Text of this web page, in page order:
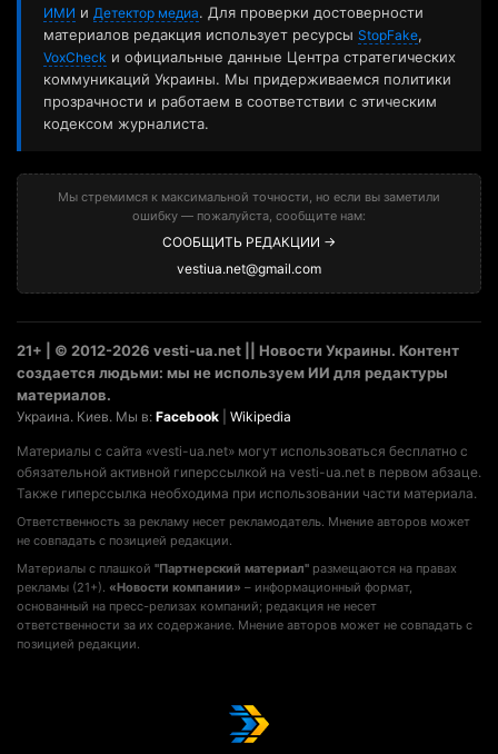
ИМИ и Детектор медиа. Для проверки достоверности
материалов редакция использует ресурсы StopFake,
VoxCheck и официальные данные Центра стратегических
коммуникаций Украины. Мы придерживаемся политики
прозрачности и работаем в соответствии с этическим
кодексом журналиста.
Мы стремимся к максимальной точности, но если вы заметили
ошибку — пожалуйста, сообщите нам:
СООБЩИТЬ РЕДАКЦИИ →
vestiua.net@gmail.com
21+ | © 2012-2026 vesti-ua.net || Новости Украины. Контент
создается людьми: мы не используем ИИ для редактуры
материалов.
Украина. Киев. Мы в: Facebook Wikipedia
Материалы с сайта «vesti-ua.net» могут использоваться бесплатно с
обязательной активной гиперссылкой на vesti-ua.net в первом абзаце.
Также гиперссылка необходима при использовании части материала.
Ответственность за рекламу несет рекламодатель. Мнение авторов может
не совпадать с позицией редакции.
Материалы с плашкой "Партнерский материал" размещаются на правах
рекламы (21+). «Новости компании» – информационный формат,
основанный на пресс-релизах компаний; редакция не несет
ответственности за их содержание. Мнение авторов может не совпадать с
позицией редакции.